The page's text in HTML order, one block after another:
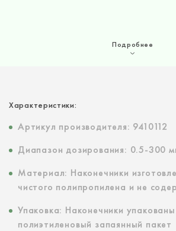
Подробнее
Характеристики:
Артикул производителя: 9410112
Диапазон дозирования: 0.5-300
Материал: Наконечники
чистого полипропилена и не
Упаковка: Наконечники
полиэтиленовый запаянный пакет